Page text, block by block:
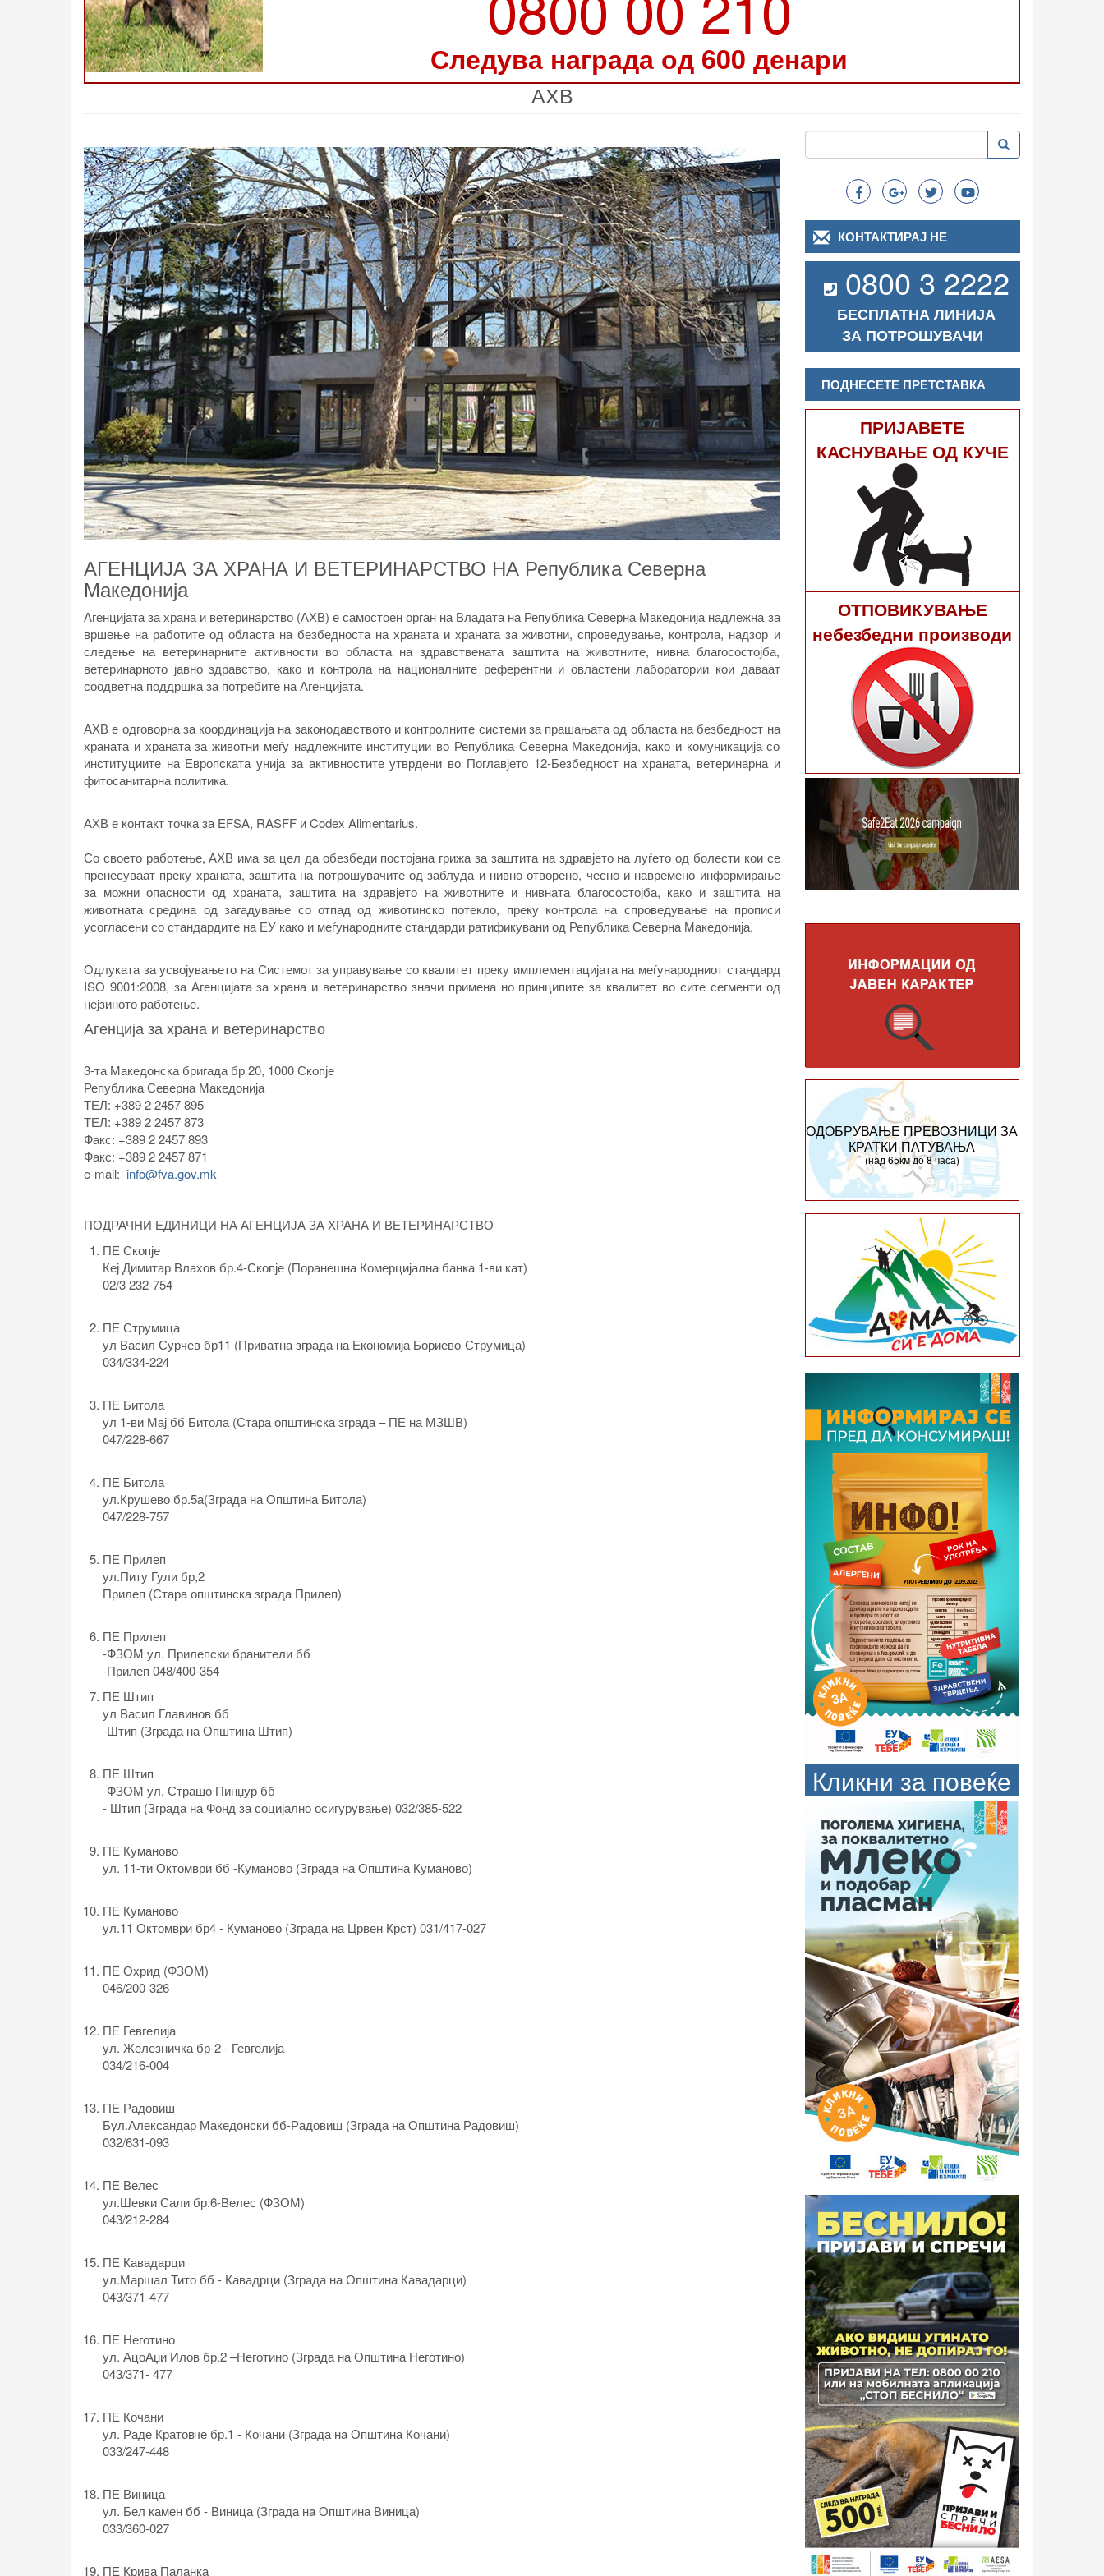
Следува награда од 600 денари
АХВ
АГЕНЦИЈА ЗА ХРАНА И ВЕТЕРИНАРСТВО НА Република Северна
Македонија
Агенцијата за храна и ветеринарство (АХВ) е самостоен орган на Владата на Република Северна Македонија надлежна за
вршење на работите од областа на безбедноста на храната и храната за животни, спроведување, контрола, надзор и
следење на ветеринарните активности во областа на здравствената заштита на животните, нивна благосостојба,
ветеринарното јавно здравство, како и контрола на националните референтни и овластени лаборатории кои даваат
соодветна поддршка за потребите на Агенцијата.
АХВ е одговорна за координација на законодавството и контролните системи за прашањата од областа на безбедност на
храната и храната за животни меѓу надлежните институции во Република Северна Македонија, како и комуникација со
институциите на Европската унија за активностите утврдени во Поглавјето 12-Безбедност на храната, ветеринарна и
фитосанитарна политика.
АХВ е контакт точка за EFSA, RASFF и Codex Alimentarius.
Со своето работење, АХВ има за цел да обезбеди постојана грижа за заштита на здравјето на луѓето од болести кои се
пренесуваат преку храната, заштита на потрошувачите од заблуда и нивно отворено, чесно и навремено информирање
за можни опасности од храната, заштита на здравјето на животните и нивната благосостојба, како и заштита на
животната средина од загадување со отпад од животинско потекло, преку контрола на спроведување на прописи
усогласени со стандардите на ЕУ како и меѓународните стандарди ратификувани од Република Северна Македонија.
Одлуката за усвојувањето на Системот за управување со квалитет преку имплементацијата на меѓународниот стандард
ISO 9001:2008, за Агенцијата за храна и ветеринарство значи примена но принципите за квалитет во сите сегменти од
нејзиното работење.
Агенција за храна и ветеринарство
3-та Македонска бригада бр 20, 1000 Скопје
Република Северна Македонија
ТЕЛ: +389 2 2457 895
ТЕЛ: +389 2 2457 873
Факс: +389 2 2457 893
Факс: +389 2 2457 871
e-mail: info@fva.gov.mk
ПОДРАЧНИ ЕДИНИЦИ НА АГЕНЦИЈА ЗА ХРАНА И ВЕТЕРИНАРСТВО
ПЕ Скопје
Кеј Димитар Влахов бр.4-Скопје (Поранешна Комерцијална банка 1-ви кат)
02/3 232-754
ПЕ Струмица
ул Васил Сурчев бр11 (Приватна зграда на Економија Бориево-Струмица)
034/334-224
ПЕ Битола
ул 1-ви Мај бб Битола (Стара општинска зграда – ПЕ на МЗШВ)
047/228-667
ПЕ Битола
ул.Крушево бр.5а(Зграда на Општина Битола)
047/228-757
ПЕ Прилеп
ул.Питу Гули бр,2
Прилеп (Стара општинска зграда Прилеп)
ПЕ Прилеп
-ФЗОМ ул. Прилепски бранители бб
-Прилеп 048/400-354
ПЕ Штип
ул Васил Главинов бб
-Штип (Зграда на Општина Штип)
ПЕ Штип
-ФЗОМ ул. Страшо Пинџур бб
- Штип (Зграда на Фонд за социјално осигурување) 032/385-522
ПЕ Куманово
ул. 11-ти Октомври бб -Куманово (Зграда на Општина Куманово)
ПЕ Куманово
ул.11 Октомври бр4 - Куманово (Зграда на Црвен Крст) 031/417-027
ПЕ Охрид (ФЗОМ)
046/200-326
ПЕ Гевгелија
ул. Железничка бр-2 - Гевгелија
034/216-004
ПЕ Радовиш
Бул.Александар Македонски бб-Радовиш (Зграда на Општина Радовиш)
032/631-093
ПЕ Велес
ул.Шевки Сали бр.6-Вeлес (ФЗОМ)
043/212-284
ПЕ Кавадарци
ул.Маршал Тито бб - Кавадрци (Згрaда на Општина Кавадарци)
043/371-477
ПЕ Неготино
ул. АцоАџи Илов бр.2 –Неготино (Зграда на Општина Неготино)
043/371- 477
ПЕ Кочани
ул. Раде Кратовче бр.1 - Кочани (Зграда нa Општина Кочани)
033/247-448
ПЕ Виница
ул. Бел камен бб - Виница (Зграда нa Општина Виница)
033/360-027
ПЕ Крива Паланка
Search
Пребарување Пребарување
КОНТАКТИРАЈ НЕ
0800 3 2222
БЕСПЛАТНА ЛИНИЈА
ЗА ПОТРОШУВАЧИ
ПОДНЕСЕТЕ ПРЕТСТАВКА
ПРИЈАВЕТЕ
КАСНУВАЊЕ ОД КУЧЕ
ОТПОВИКУВАЊЕ
небезбедни производи
ОДОБРУВАЊЕ ПРЕВОЗНИЦИ ЗА
КРАТКИ ПАТУВАЊА
(над 65км до 8 часа)
Кликни за повеќе